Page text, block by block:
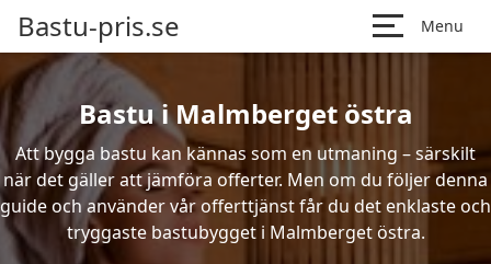
Bastu-pris.se Menu
Bastu i Malmberget östra
Att bygga bastu kan kännas som en utmaning – särskilt
när det gäller att jämföra offerter. Men om du följer denna
guide och använder vår offerttjänst får du det enklaste och
tryggaste bastubygget i Malmberget östra.